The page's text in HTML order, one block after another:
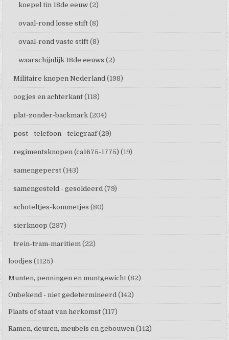
koepel tin 18de eeuw (2)
ovaal-rond losse stift (8)
ovaal-rond vaste stift (8)
waarschijnlijk 18de eeuws (2)
Militaire knopen Nederland (198)
oogjes en achterkant (118)
plat-zonder-backmark (204)
post - telefoon - telegraaf (29)
regimentsknopen (ca1675-1775) (19)
samengeperst (143)
samengesteld - gesoldeerd (79)
schoteltjes-kommetjes (80)
sierknoop (237)
trein-tram-maritiem (22)
loodjes (1125)
Munten, penningen en muntgewicht (82)
Onbekend - niet gedetermineerd (142)
Plaats of staat van herkomst (117)
Ramen, deuren, meubels en gebouwen (142)